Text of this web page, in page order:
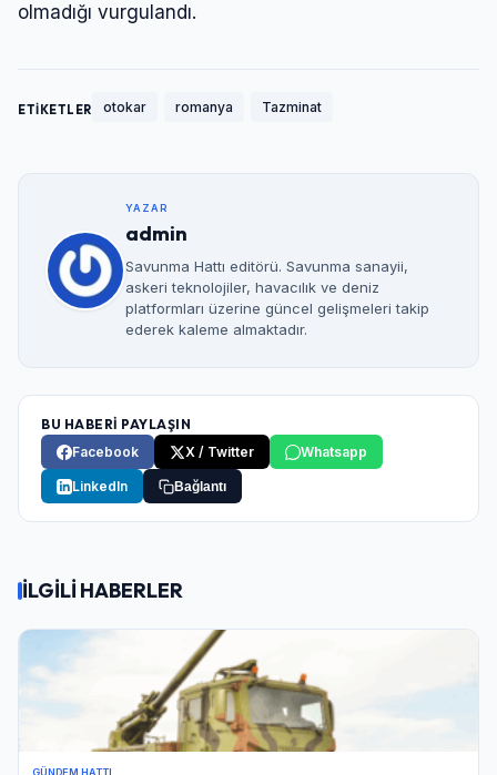
olmadığı vurgulandı.
ETİKETLER otokar romanya Tazminat
YAZAR
admin
Savunma Hattı editörü. Savunma sanayii,
askeri teknolojiler, havacılık ve deniz
platformları üzerine güncel gelişmeleri takip
ederek kaleme almaktadır.
BU HABERİ PAYLAŞIN
Facebook
X / Twitter Whatsapp
LinkedIn Bağlantı
İLGİLİ HABERLER